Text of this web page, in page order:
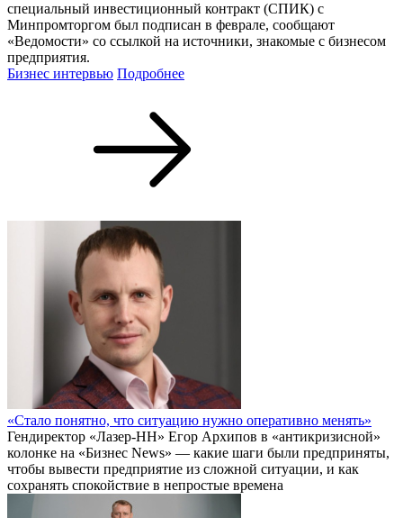
специальный инвестиционный контракт (СПИК) с
Минпромторгом был подписан в феврале, сообщают
«Ведомости» со ссылкой на источники, знакомые с бизнесом
предприятия.
Бизнес интервью Подробнее
«Стало понятно, что ситуацию нужно оперативно менять»
Гендиректор «Лазер-НН» Егор Архипов в «антикризисной»
колонке на «Бизнес News» — какие шаги были предприняты,
чтобы вывести предприятие из сложной ситуации, и как
сохранять спокойствие в непростые времена